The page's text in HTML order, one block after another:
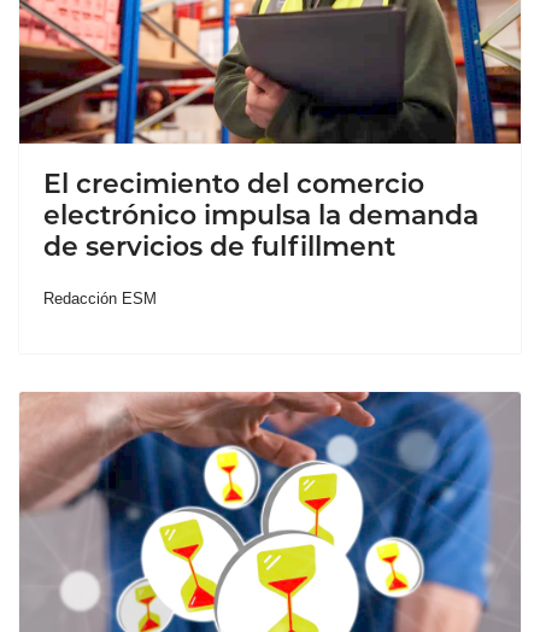
El crecimiento del comercio
electrónico impulsa la demanda
de servicios de fulfillment
Redacción ESM